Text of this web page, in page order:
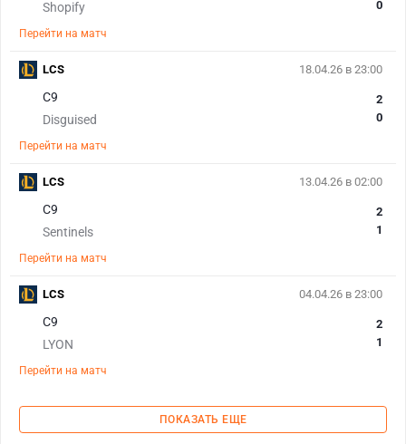
Shopify
0
Перейти на матч
18.04.26 в 23:00
C9
Disguised
2
0
Перейти на матч
LCS
13.04.26 в 02:00
C9
Sentinels
2
1
Перейти на матч
LCS
04.04.26 в 23:00
C9
LYON
2
1
Перейти на матч
LCS
ПОКАЗАТЬ ЕЩЕ